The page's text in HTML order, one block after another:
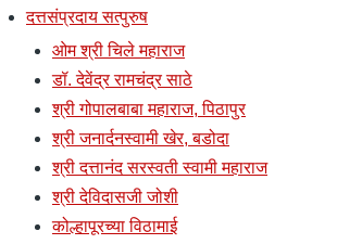
दत्तसंप्रदाय सत्पुरुष
ओम श्री चिले महाराज
डॉ. देवेंद्र रामचंद्र साठे
श्री गोपालबाबा महाराज, पिठापुर
श्री जनार्दनस्वामी खेर, बडोदा
श्री दत्तानंद सरस्वती स्वामी महाराज
श्री देविदासजी जोशी
कोल्हापूरच्या विठामाई